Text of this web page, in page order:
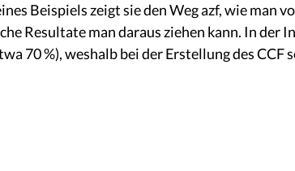
Beispiels zeigt sie den Weg azf, wie man
Resultate man daraus ziehen kann. In der
70 %), weshalb bei der Erstellung des CCF